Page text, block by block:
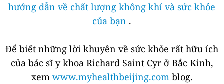
hướng dẫn về chất lượng không khí và sức khỏe
của bạn .
Để biết những lời khuyên về sức khỏe rất hữu ích
của bác sĩ y khoa Richard Saint Cyr ở Bắc Kinh,
xem www.myhealthbeijing.com blog.